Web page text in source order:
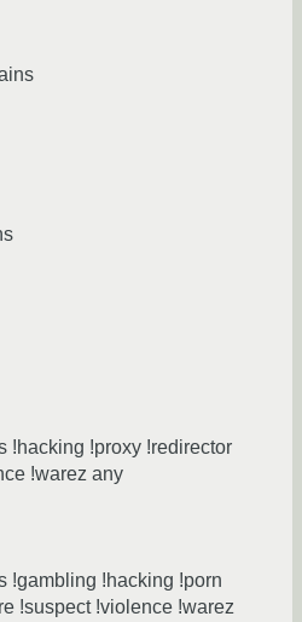
!proxy !redirector
!warez any
!hacking !porn
!suspect !violence !warez